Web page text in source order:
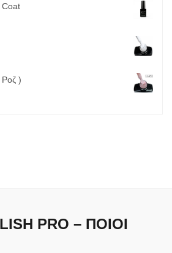
Coat
)
PRO – ΠΟΙΟΙ